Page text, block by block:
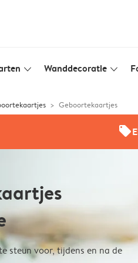
slim_arrow_down Wanddecoratie slim_arrow_down
Geboortekaartjes
offers
steun voor, tijdens en na de